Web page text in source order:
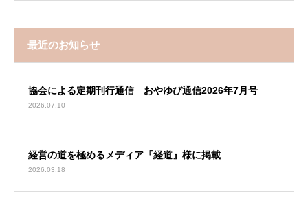
最近のお知らせ
協会による定期刊行通信 おやゆび通信2026年7月号
2026.07.10
経営の道を極めるメディア『経道』様に掲載
2026.03.18